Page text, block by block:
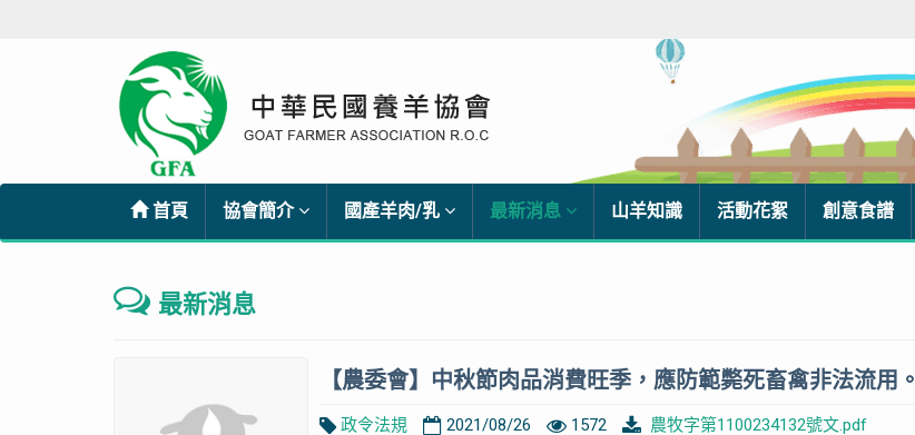
首頁 協會簡介 國產羊肉/乳 最新消息 山羊知識 活動花絮 創意食譜
最新消息
【農委會】中秋節肉品消費旺季，應防範斃死畜禽非法流用。
政令法規 2021/08/26 1572 農牧字第1100234132號文.pdf